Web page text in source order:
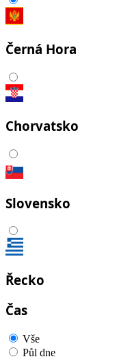
Černá Hora
Chorvatsko
Slovensko
Řecko
Čas
Vše
Půl dne